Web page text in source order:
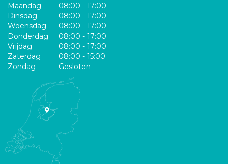
Maandag
08:00 - 17:00
Dinsdag
08:00 - 17:00
Woensdag
08:00 - 17:00
Donderdag
08:00 - 17:00
Vrijdag
08:00 - 17:00
Zaterdag
08:00 - 15:00
Zondag
Gesloten